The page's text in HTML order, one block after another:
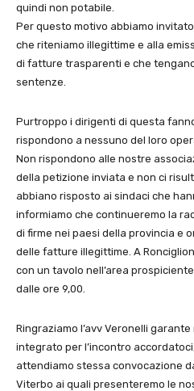
quindi non potabile.
Per questo motivo abbiamo
che riteniamo illegittime e alla
di fatture trasparenti e che
sentenze.
Purtroppo i dirigenti di questa
rispondono a nessuno del loro
Non rispondono alle nostre
della petizione inviata e non ci
abbiano risposto ai sindaci che
informiamo che continueremo la
di firme nei paesi della provincia e
delle fatture illegittime. A
con un tavolo nell’area
dalle ore 9,00.
Ringraziamo l’avv Veronelli
integrato per l’incontro
attendiamo stessa convocazione
Viterbo ai quali presenteremo le